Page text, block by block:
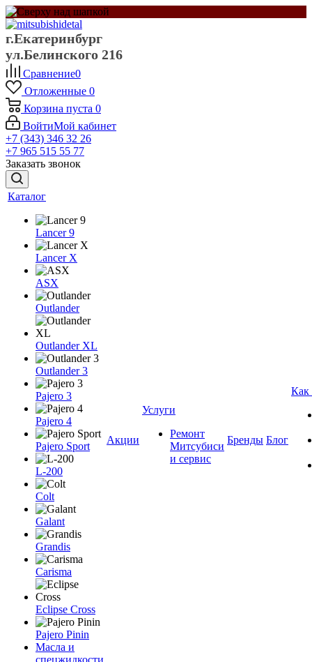
г.Екатеринбург
ул.Белинского 216
Сравнение0
Отложенные 0
Корзина пуста 0
ВойтиМой кабинет
+7 (343) 346 32 26
+7 965 515 55 77
Заказать звонок
Каталог
Lancer 9
Lancer X
ASX
Outlander
Outlander XL
Outlander 3
Pajero 3
Pajero 4
Pajero Sport
L-200
Colt
Galant
Grandis
Carisma
Eclipse Cross
Pajero Pinin
Масла и
спецжидкости
Акции
Услуги
Ремонт
Митсубиси
и сервис
Бренды Блог
Как